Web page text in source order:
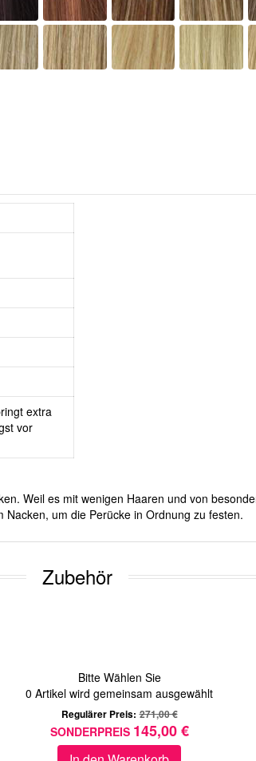
extra
vor
Weil es mit wenigen Haaren und von
um die Perücke in Ordnung zu festen.
Zubehör
Bitte Wählen Sie
0 Artikel wird gemeinsam ausgewählt
Regulärer Preis: 271,00 €
SONDERPREIS 145,00 €